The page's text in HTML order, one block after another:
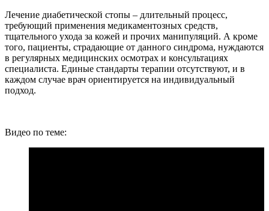
Лечение диабетической стопы – длительный процесс,
требующий применения медикаментозных средств,
тщательного ухода за кожей и прочих манипуляций. А кроме
того, пациенты, страдающие от данного синдрома, нуждаются
в регулярных медицинских осмотрах и консультациях
специалиста. Единые стандарты терапии отсутствуют, и в
каждом случае врач ориентируется на индивидуальный
подход.
Видео по теме: